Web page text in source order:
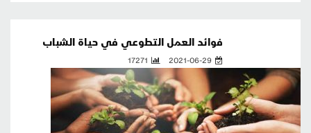
فوائد العمل التطوعي في حياة الشباب
2021-06-29
17271